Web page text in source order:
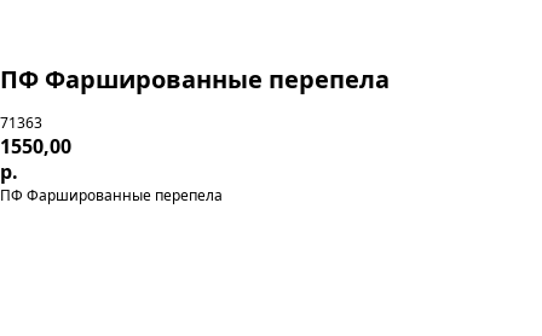
ПФ Фаршированные перепела
71363
1550,00
р.
ПФ Фаршированные перепела